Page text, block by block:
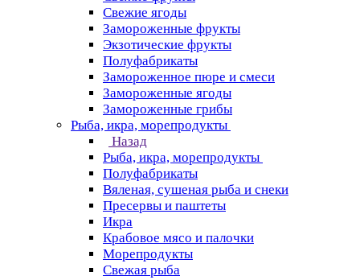
Свежие ягоды
Замороженные фрукты
Экзотические фрукты
Полуфабрикаты
Замороженное пюре и смеси
Замороженные ягоды
Замороженные грибы
Рыба, икра, морепродукты
Назад
Рыба, икра, морепродукты
Полуфабрикаты
Вяленая, сушеная рыба и снеки
Пресервы и паштеты
Икра
Крабовое мясо и палочки
Морепродукты
Свежая рыба